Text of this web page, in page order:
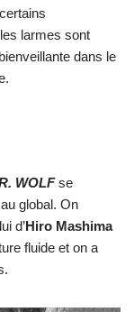
larmes sont
dans le
WOLFse
global. On
d’Hiro Mashima
fluide et on a